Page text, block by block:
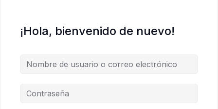
¡Hola, bienvenido de nuevo!